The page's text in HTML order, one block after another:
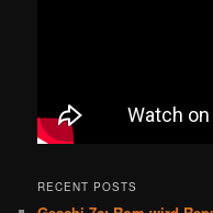
RECENT POSTS